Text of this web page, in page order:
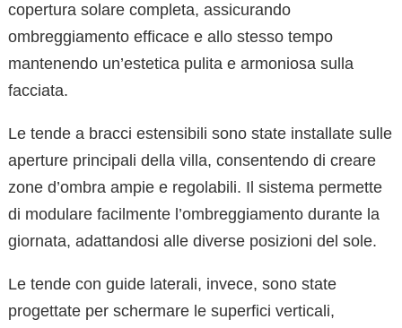
copertura solare completa, assicurando
ombreggiamento efficace e allo stesso tempo
mantenendo un’estetica pulita e armoniosa sulla
facciata.
Le tende a bracci estensibili sono state installate sulle
aperture principali della villa, consentendo di creare
zone d’ombra ampie e regolabili. Il sistema permette
di modulare facilmente l’ombreggiamento durante la
giornata, adattandosi alle diverse posizioni del sole.
Le tende con guide laterali, invece, sono state
progettate per schermare le superfici verticali,